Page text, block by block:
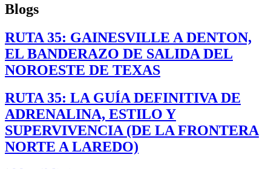
Blogs
RUTA 35: GAINESVILLE A DENTON,
EL BANDERAZO DE SALIDA DEL
NOROESTE DE TEXAS
RUTA 35: LA GUÍA DEFINITIVA DE
ADRENALINA, ESTILO Y
SUPERVIVENCIA (DE LA FRONTERA
NORTE A LAREDO)